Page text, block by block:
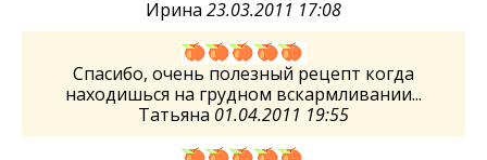
Ирина 23.03.2011 17:08
Спасибо, очень полезный рецепт когда
находишься на грудном вскармливании...
Татьяна 01.04.2011 19:55